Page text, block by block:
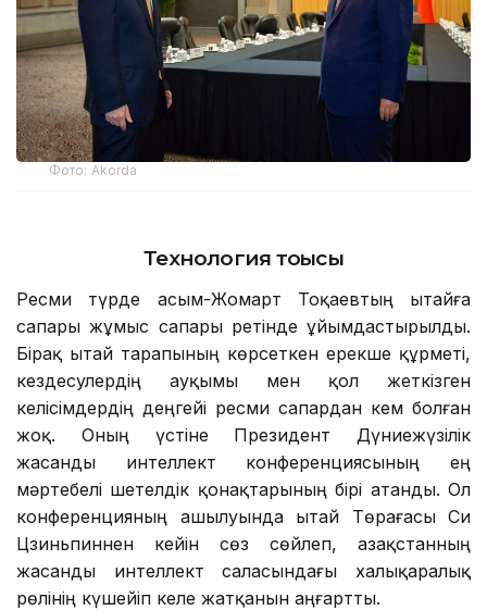
Фото: Аkorda
Технология тоғысы
Ресми түрде Қасым-Жомарт Тоқаевтың Қытайға
сапары жұмыс сапары ретінде ұйымдастырылды.
Бірақ Қытай тарапының көрсеткен ерекше құрметі,
кездесулердің ауқымы мен қол жеткізген
келісімдердің деңгейі ресми сапардан кем болған
жоқ. Оның үстіне Президент Дүниежүзілік
жасанды интеллект конференциясының ең
мәртебелі шетелдік қонақтарының бірі атанды. Ол
конференцияның ашылуында Қытай Төрағасы Си
Цзиньпиннен кейін сөз сөйлеп, Қазақстанның
жасанды интеллект саласындағы халықаралық
рөлінің күшейіп келе жатқанын аңғартты.